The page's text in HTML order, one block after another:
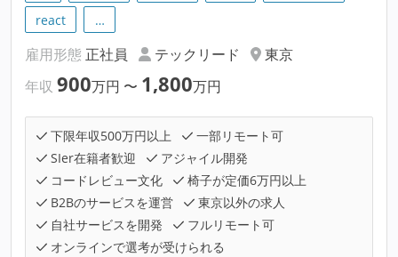
react
…
雇用形態 正社員 テックリード
東京
年収 900万円 〜 1,800万円
下限年収500万円以上
一部リモート可
SIer在籍者歓迎
アジャイル開発
コードレビュー文化
椅子が定価6万円以上
B2Bのサービスを運営
東京以外の求人
自社サービスを開発
フルリモート可
オンラインで選考が受けられる